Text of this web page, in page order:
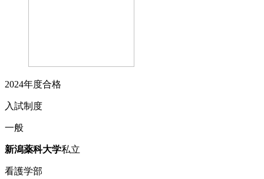
2024年度合格
入試制度
一般
新潟薬科大学私立
看護学部